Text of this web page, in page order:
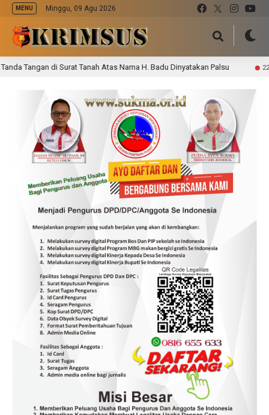
MENU Minggu, 09 Agu 2026
di Surat Tanah Atas Nama H. Badu Dinyatakan Palsu 22 jam